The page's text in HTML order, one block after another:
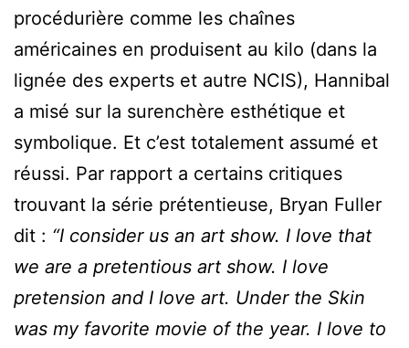
procédurière comme les chaînes
américaines en produisent au kilo (dans la
lignée des experts et autre NCIS), Hannibal
a misé sur la surenchère esthétique et
symbolique. Et c’est totalement assumé et
réussi. Par rapport a certains critiques
trouvant la série prétentieuse, Bryan Fuller
dit : “I consider us an art show. I love that
we are a pretentious art show. I love
pretension and I love art. Under the Skin
was my favorite movie of the year. I love to